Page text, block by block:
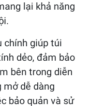
lại khả năng
chính giúp túi
dẻo, đảm bảo
bên trong diễn
mở dễ dàng
bảo quản và sử